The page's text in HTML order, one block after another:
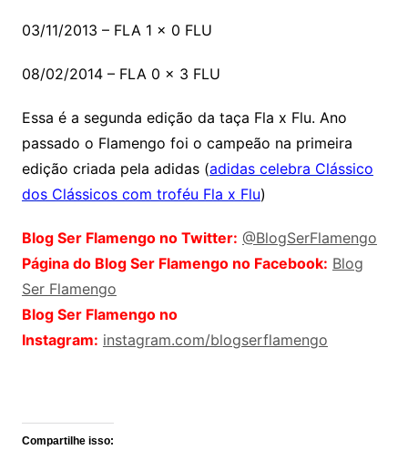
03/11/2013 – FLA 1 x 0 FLU
08/02/2014 – FLA 0 x 3 FLU
Essa é a segunda edição da taça Fla x Flu. Ano
passado o Flamengo foi o campeão na primeira
edição criada pela adidas (adidas celebra Clássico
dos Clássicos com troféu Fla x Flu)
Blog Ser Flamengo no Twitter: @BlogSerFlamengo
Página do Blog Ser Flamengo no Facebook: Blog
Ser Flamengo
Blog Ser Flamengo no
Instagram: instagram.com/blogserflamengo
Compartilhe isso: